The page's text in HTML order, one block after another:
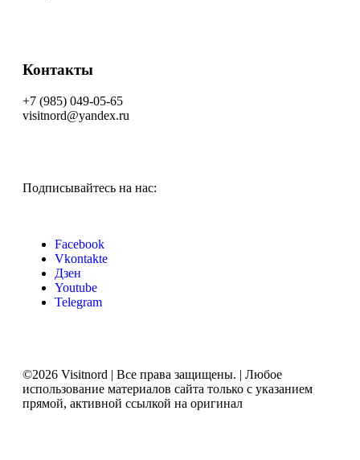
Контакты
+7 (985) 049-05-65
visitnord@yandex.ru
Подписывайтесь на нас:
Facebook
Vkontakte
Дзен
Youtube
Telegram
©2026 Visitnord | Все права защищены. | Любое
использование материалов сайта только с указанием
прямой, активной ссылкой на оригинал